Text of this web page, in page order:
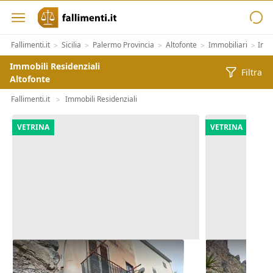
Fallimenti.it > Sicilia > Palermo Provincia > Altofonte > Immobiliari >
Immobili Residenziali
Altofonte
Filtra
Fallimenti.it > Immobili Residenziali
VETRINA
Asta Bilocale da riqualificare al
piano primo
VETRINA
Asta Villa